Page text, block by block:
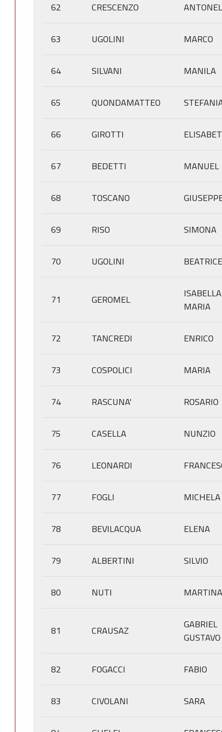
62 CRESCENZO
63 UGOLINI MARCO
64 SILVANI MANILA
65 QUONDAMATTEO
66 GIROTTI
67 BEDETTI MANUEL
68 TOSCANO
69 RISO SIMONA
70 UGOLINI BEATRICE
71 GEROMEL
ISABELLA
MARIA
72 TANCREDI ENRICO
73 COSPOLICI MARIA
74 RASCUNA' ROSARIO
75 CASELLA NUNZIO
76 LEONARDI
77 FOGLI MICHELA
78 BEVILACQUA ELENA
79 ALBERTINI SILVIO
80 NUTI MARTINA
81 CRAUSAZ
GABRIEL
GUSTAVO
82 FOGACCI FABIO
83 CIVOLANI SARA